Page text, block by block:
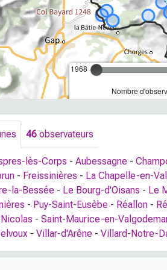
1968
Nombre
46 observateurs
lès-Corps - Aubessagne -
- Freissinières - La Chapelle-en-
la-Bessée - Le Bourg-d'Oisans - Le
- Puy-Saint-Eusèbe - Réallon -
- Saint-Maurice-en-
- Villar-d'Arêne - Villard-Notre-